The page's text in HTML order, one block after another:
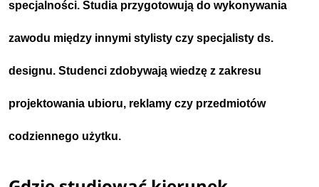
mebli, odzieży, biżuterii rzeczy użytku codziennego a
nawet reklamy
. Zajęcia zwracają także uwagę na
profesjonalnych projektów. Studia oferują także możliwość
fotografia i visual branding, projektowanie ubioru i
wizualnej i reklamy.
specjalności. Studia przygotowują do wykonywania
zawodu między innymi stylisty czy specjalisty ds.
designu. Studenci zdobywają wiedzę z zakresu
projektowania ubioru, reklamy czy przedmiotów
codziennego użytku.